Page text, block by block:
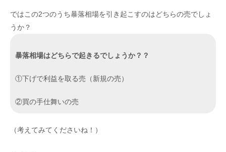
ではこの2つのうち暴落相場を引き起こすのはどちらの売でしょ
うか？
暴落相場はどちらで起きるでしょうか？？
①下げで利益を取る売（新規の売）
②買の手仕舞いの売
（考えてみてくださいね！）